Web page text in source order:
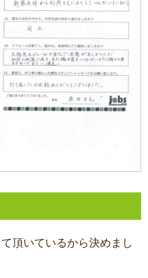
頂いているから決めまし